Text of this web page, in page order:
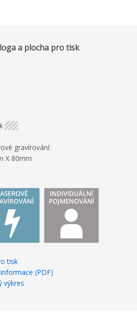
a plocha pro tisk
gravírování:
X 80mm
tisk
(PDF)
výkres